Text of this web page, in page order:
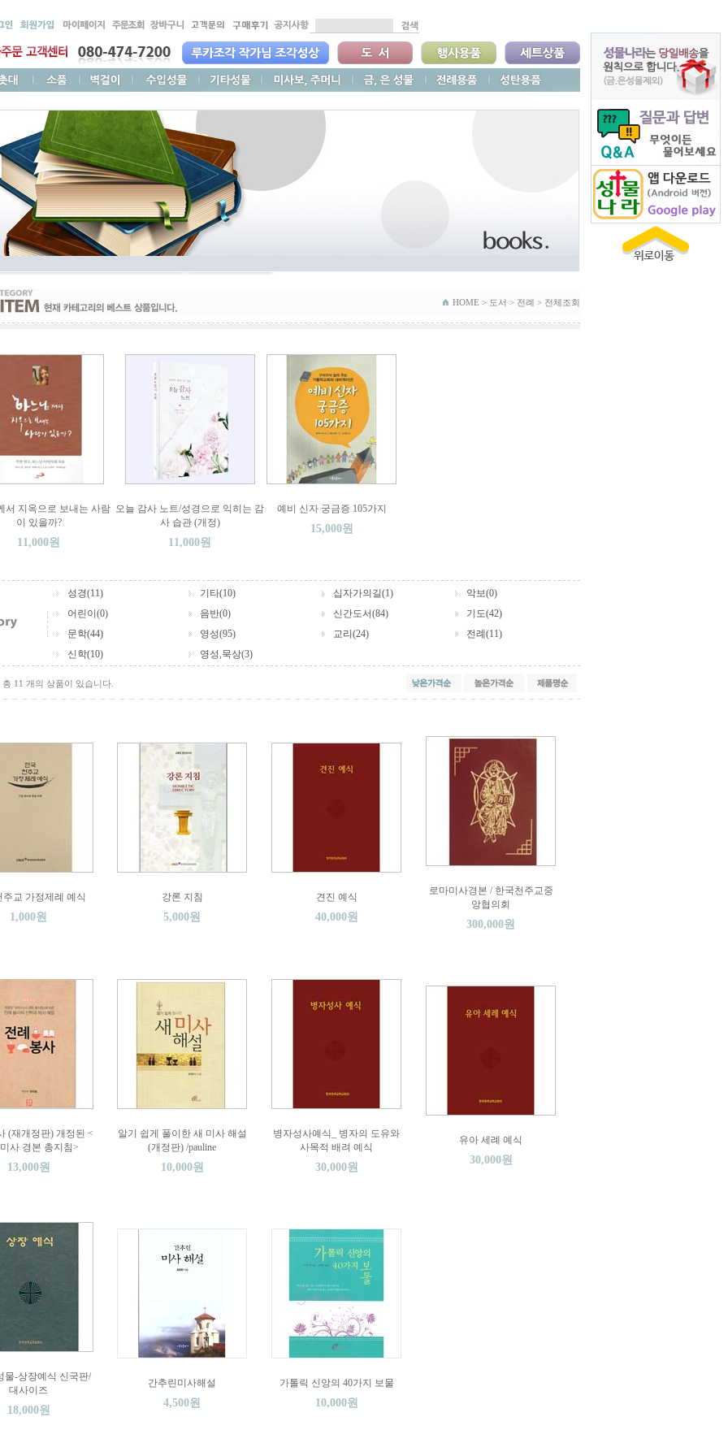
HOME > 도서 > 전례 > 전체조회
서 지옥으로 보내는 사람
이 있을까?
11,000원
오늘 감사 노트/성경으로 익히는 감
사 습관 (개정)
11,000원
예비 신자 궁금증 105가지
15,000원
성경(11) 기타(10) 십자가의길(1)
악보(0)
어린이(0)
음반(0) 신간도서(84)
기도(42)
문학(44)
영성(95) 교리(24)
전례(11)
신학(10)
영성,묵상(3)
11 개의 상품이 있습니다.
주교 가정제례 예식
1,000원
강론 지침
5,000원
견진 예식
40,000원
로마미사경본 / 한국천주교중
앙협의회
300,000원
(재개정판) 개정된 <
사 경본 총지침>
13,000원
알기 쉽게 풀이한 새 미사 해설
(개정판) /pauline
10,000원
병자성사예식_ 병자의 도유와
사목적 배려 예식
30,000원
유아 세례 예식
30,000원
물-상장예식 신국판/
대사이즈
18,000원
간추린미사해설
4,500원
가톨릭 신앙의 40가지 보물
10,000원